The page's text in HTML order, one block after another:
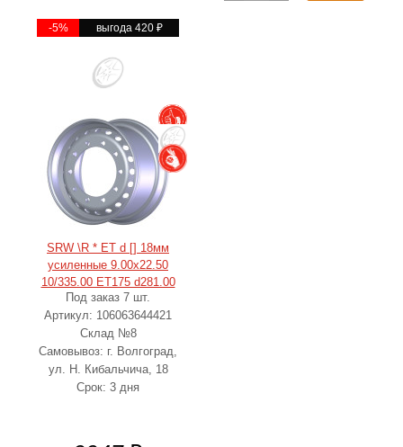
-5% выгода 420 ₽
SRW \R * ET d [] 18мм
усиленные 9.00x22.50
10/335.00 ET175 d281.00
Под заказ 7 шт.
Артикул: 106063644421
Склад №8
Самовывоз: г. Волгоград,
ул. Н. Кибальчича, 18
Срок: 3 дня